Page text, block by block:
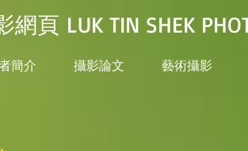
頁 LUK TIN SHEK
簡介 攝影論文 藝術攝影